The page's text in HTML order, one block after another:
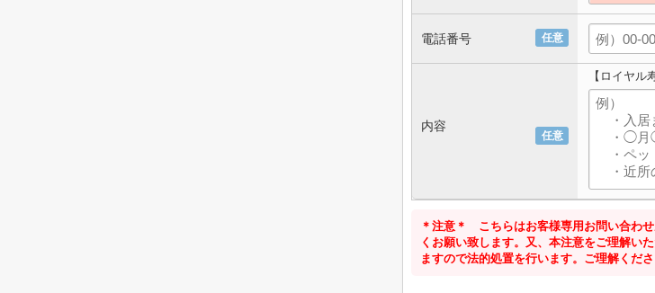
任意
電話番号
任意
内容
【ロイヤル
＊注意＊ こちらはお客様専用お問い合わ
くお願い致します。又、本注意をご理解い
ますので法的処置を行います。ご理解くださ